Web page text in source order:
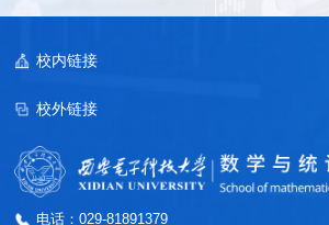
电话：029-81891379
校内链接
校外链接